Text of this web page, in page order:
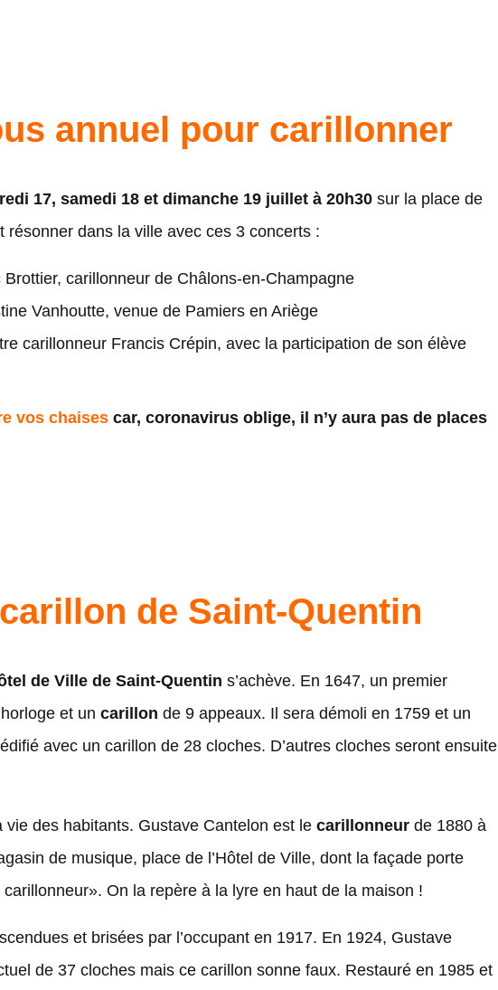
annuel pour carillonner
17, samedi 18 et dimanche 19 juillet à 20h30 sur la place de
résonner dans la ville avec ces 3 concerts :
carillonneur de Châlons-en-Champagne
Vanhoutte, venue de Pamiers en Ariège
carillonneur Francis Crépin, avec la participation de son élève
vos chaises car, coronavirus oblige, il n’y aura pas de places
de Saint-Quentin
de Ville de Saint-Quentin s’achève. En 1647, un premier
et un carillon de 9 appeaux. Il sera démoli en 1759 et un
avec un carillon de 28 cloches. D’autres cloches seront ensuite
des habitants. Gustave Cantelon est le carillonneur de 1880 à
de musique, place de l’Hôtel de Ville, dont la façade porte
On la repère à la lyre en haut de la maison !
et brisées par l’occupant en 1917. En 1924, Gustave
de 37 cloches mais ce carillon sonne faux. Restauré en 1985 et